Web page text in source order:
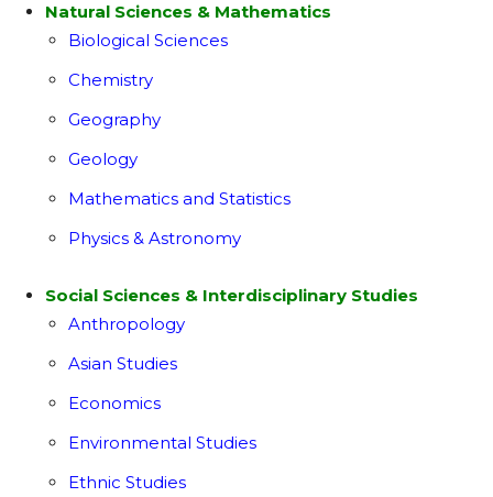
Natural Sciences & Mathematics
Biological Sciences
Chemistry
Geography
Geology
Mathematics and Statistics
Physics & Astronomy
Social Sciences & Interdisciplinary Studies
Anthropology
Asian Studies
Economics
Environmental Studies
Ethnic Studies